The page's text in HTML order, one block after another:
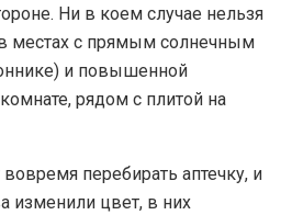
Ни в коем случае нельзя
местах с прямым солнечным
и повышенной
рядом с плитой на
перебирать аптечку, и
изменили цвет, в них